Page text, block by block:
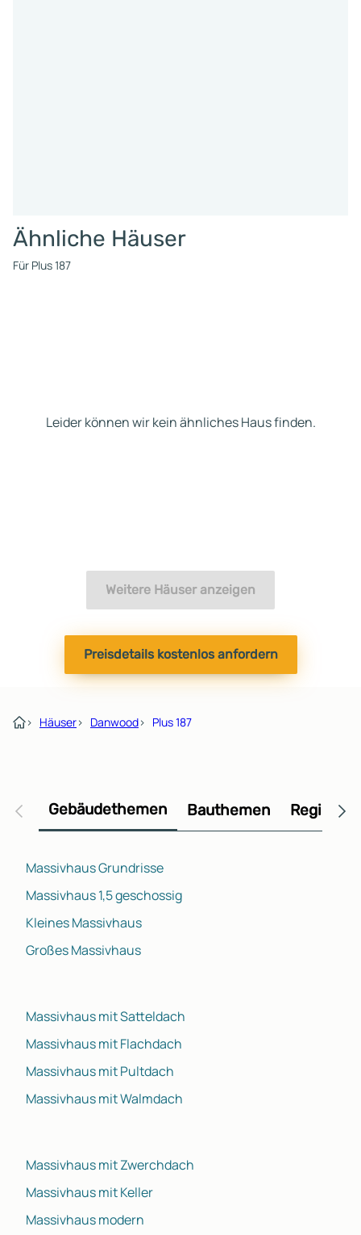
Ähnliche Häuser
Für Plus 187
Leider können wir kein ähnliches Haus finden.
Weitere Häuser anzeigen
Preisdetails kostenlos anfordern
› Häuser› Danwood› Plus 187
Gebäudethemen Bauthemen
Massivhaus Grundrisse
Massivhaus 1,5 geschossig
Kleines Massivhaus
Großes Massivhaus
Massivhaus mit Satteldach
Massivhaus mit Flachdach
Massivhaus mit Pultdach
Massivhaus mit Walmdach
Massivhaus mit Zwerchdach
Massivhaus mit Keller
Massivhaus modern